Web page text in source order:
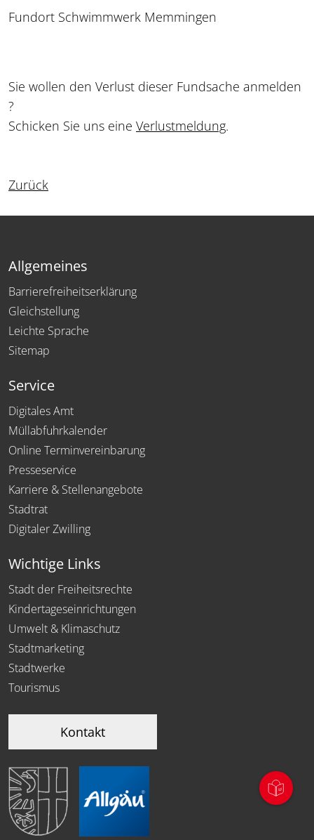
Fundort Schwimmwerk Memmingen
Sie wollen den Verlust dieser Fundsache anmelden
?
Schicken Sie uns eine Verlustmeldung.
Zurück
Allgemeines
Barrierefreiheitserklärung
Gleichstellung
Leichte Sprache
Sitemap
Service
Digitales Amt
Müllabfuhrkalender
Online Terminvereinbarung
Presseservice
Karriere & Stellenangebote
Stadtrat
Digitaler Zwilling
Wichtige Links
Stadt der Freiheitsrechte
Kindertageseinrichtungen
Umwelt & Klimaschutz
Stadtmarketing
Stadtwerke
Tourismus
Kontakt